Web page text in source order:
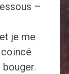
–
je me